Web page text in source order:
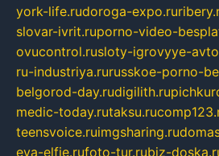
york-life.rudoroga-expo.ru
slovar-ivrit.ruporno-video-
ovucontrol.rusloty-igrovyye-
ru-industriya.rurusskoe-porno-
belgorod-day.rudigilith.ru
medic-today.rutaksu.ru
teensvoice.ruimgsharing.ru
eva-elfie.rufoto-tur.rubiz-